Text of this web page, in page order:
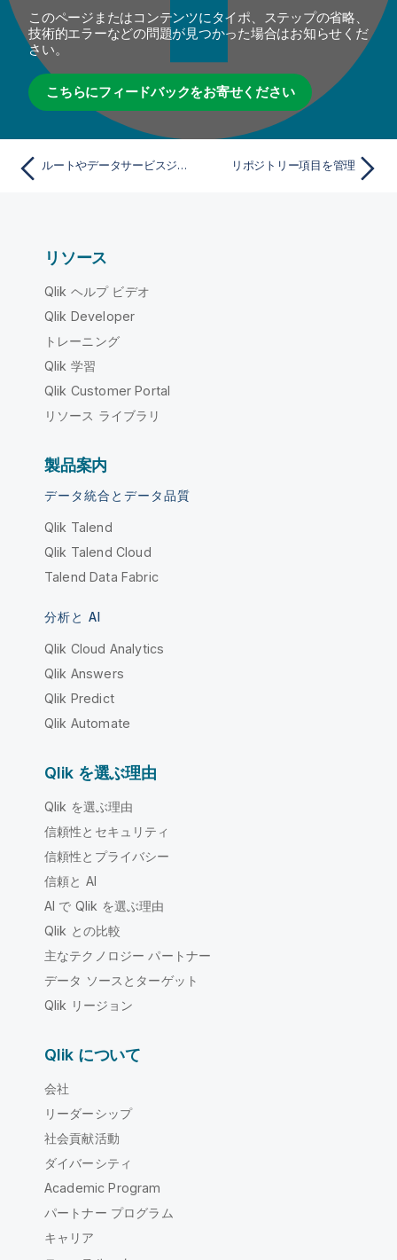
このページまたはコンテンツにタイポ、ステップの省略、
技術的エラーなどの問題が見つかった場合はお知らせくだ
さい。
こちらにフィードバックをお寄せください
ルートやデータサービスジョブをSpring BootマイクロサービスDockerイメージとして公開(非推奨) リポジトリー項目を管理
リソース
Qlik ヘルプ ビデオ
Qlik Developer
トレーニング
Qlik 学習
Qlik Customer Portal
リソース ライブラリ
製品案内
データ統合とデータ品質
Qlik Talend
Qlik Talend Cloud
Talend Data Fabric
分析と AI
Qlik Cloud Analytics
Qlik Answers
Qlik Predict
Qlik Automate
Qlik を選ぶ理由
Qlik を選ぶ理由
信頼性とセキュリティ
信頼性とプライバシー
信頼と AI
AI で Qlik を選ぶ理由
Qlik との比較
主なテクノロジー パートナー
データ ソースとターゲット
Qlik リージョン
Qlik について
会社
リーダーシップ
社会貢献活動
ダイバーシティ
Academic Program
パートナー プログラム
キャリア